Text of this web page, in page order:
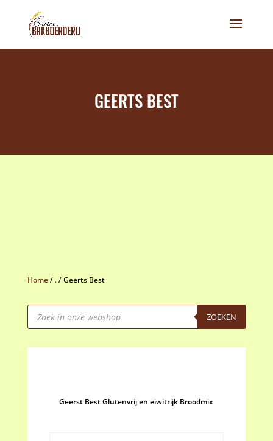
GEERTS BEST
Home/ ./Geerts Best
Producten
zoeken ZOEKEN
Geerst Best Glutenvrij en eiwitrijk Broodmix